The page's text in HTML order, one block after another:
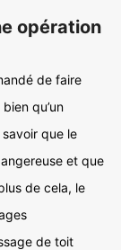
opération
de faire
qu’un
que le
et que
de cela, le
de toit